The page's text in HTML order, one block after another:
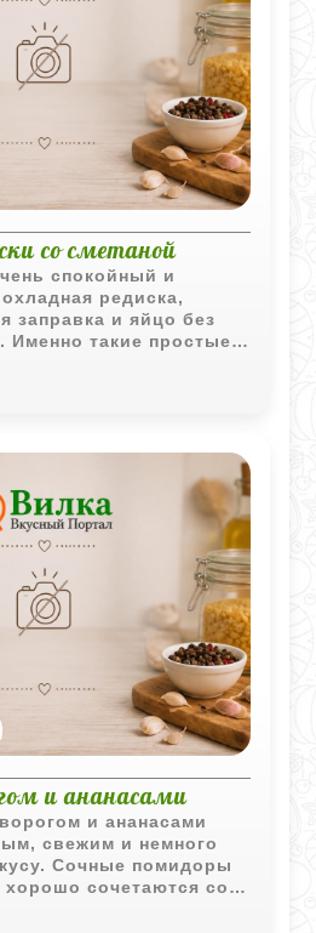
со сметаной
спокойный и
редиска,
заправка и яйцо без
Именно такие простые
чаще всего
с первыми
и ананасами
и ананасами
свежим и немного
Сочные помидоры
хорошо сочетаются со
и мягким творогом.